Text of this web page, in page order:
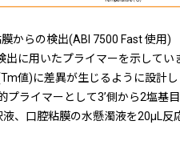
からの検出(ABI 7500 Fast 使用)
出に用いたプライマーを示して
値)に差異が生じるように設計
プライマーとして3’側から2塩基
、口腔粘膜の水懸濁液を20μL反